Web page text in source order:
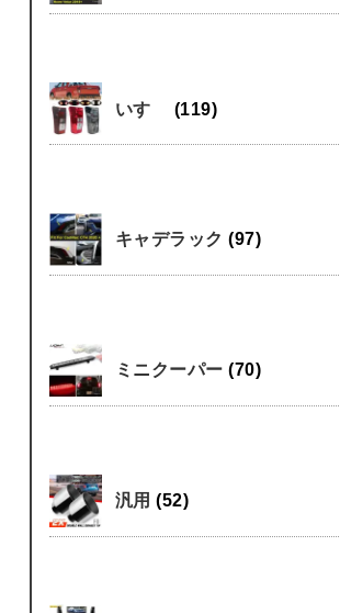
いすゞ (119)
キャデラック(97)
ミニクーパー(70)
汎用(52)